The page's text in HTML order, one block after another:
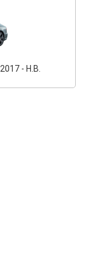
2017 - Н.В.